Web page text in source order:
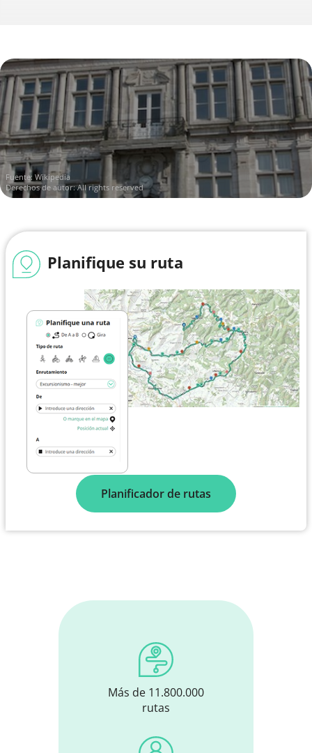
Fuente: Wikipedia
Derechos de autor: All rights reserved
Planifique su ruta
Planificador de rutas
Más de 11.800.000
rutas